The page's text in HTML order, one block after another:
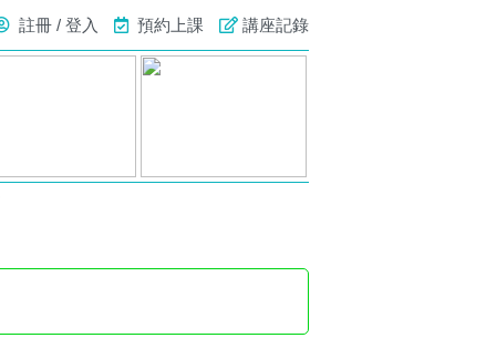
註冊 / 登入 預約上課 講座記錄